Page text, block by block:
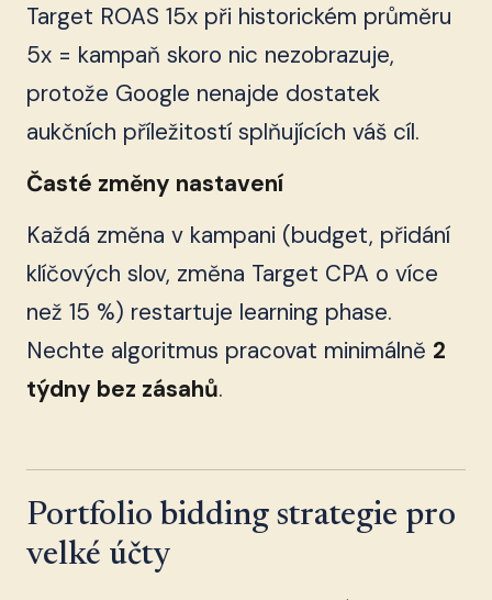
Target ROAS 15x při historickém průměru
5x = kampaň skoro nic nezobrazuje,
protože Google nenajde dostatek
aukčních příležitostí splňujících váš cíl.
Časté změny nastavení
Každá změna v kampani (budget, přidání
klíčových slov, změna Target CPA o více
než 15 %) restartuje learning phase.
Nechte algoritmus pracovat minimálně 2
týdny bez zásahů.
Portfolio bidding strategie pro
velké účty